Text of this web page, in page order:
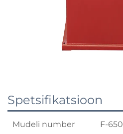
Spetsifikatsioon
Mudeli number F-650